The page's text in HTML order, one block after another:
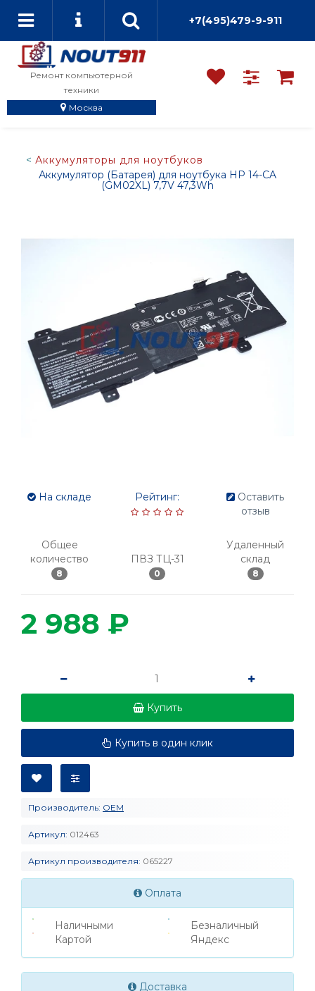
+7(495)479-9-911
Ремонт компьютерной
техники
Москва
Аккумуляторы для ноутбуков
Аккумулятор (Батарея) для ноутбука HP 14-CA
(GM02XL) 7,7V 47,3Wh
На складе
Общее
количество
8
Рейтинг:
ПВЗ ТЦ-31
0
Оставить
отзыв
Удаленный
склад
8
2 988 ₽
Купить
Купить в один клик
Производитель: OEM
Артикул: 012463
Артикул производителя: 065227
Оплата
Наличными
Картой
Безналичный
Яндекс
Доставка